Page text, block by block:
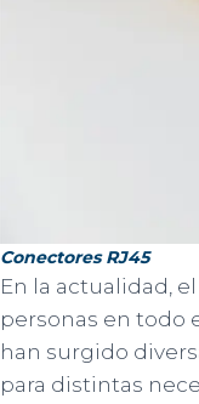
Conectores RJ45
En la actualidad,
personas en todo
han surgido
para distintas